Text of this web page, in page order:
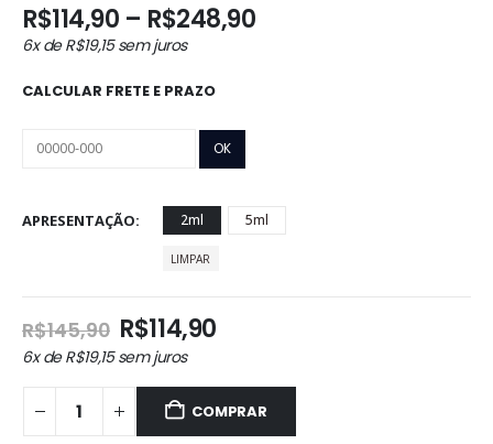
R$114,90 – R$248,90Faixa
6x deR$19,15sem juros
CALCULAR FRETE E PRAZO
APRESENTAÇÃO 2ml 5ml
LIMPAR
R$145,90 O
preço
original
era:
R$145,90.
R$114,90O
é:
R$114,90.
6x deR$19,15sem juros
COMPRAR